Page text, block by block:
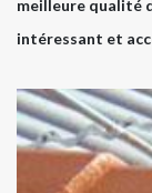
meilleure qualité
intéressant et